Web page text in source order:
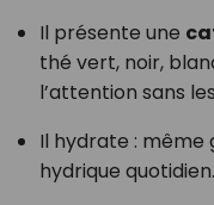
Il présente une
thé vert, noir,
l’attention sans
Il hydrate : même
hydrique quotidien.